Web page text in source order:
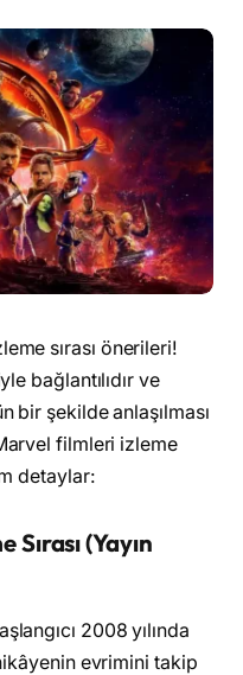
sırası önerileri!
bağlantılıdır ve
bir şekilde anlaşılması
filmleri izleme
detaylar:
Sırası (Yayın
2008 yılında
evrimini takip